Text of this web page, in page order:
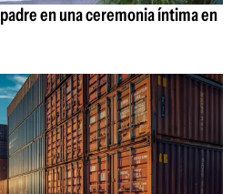
en una ceremonia íntima en